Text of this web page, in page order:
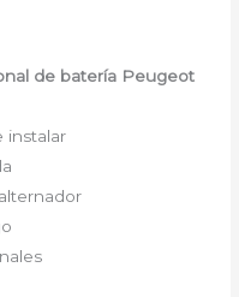
de batería Peugeot
instalar